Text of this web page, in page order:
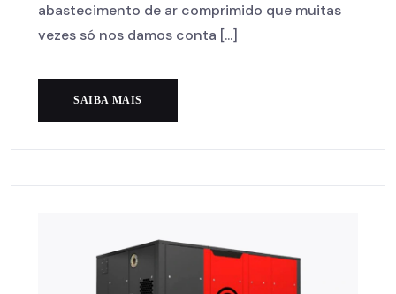
abastecimento de ar comprimido que muitas
vezes só nos damos conta [...]
SAIBA MAIS